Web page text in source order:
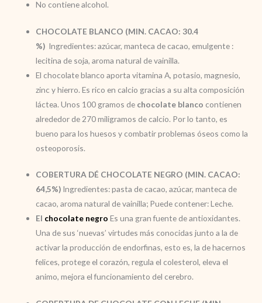
No contiene alcohol.
CHOCOLATE BLANCO (MIN. CACAO: 30.4
%) Ingredientes: azúcar, manteca de cacao, emulgente :
lecitina de soja, aroma natural de vainilla.
El chocolate blanco aporta vitamina A, potasio, magnesio,
zinc y hierro. Es rico en calcio gracias a su alta composición
láctea. Unos 100 gramos de chocolate blanco contienen
alrededor de 270 miligramos de calcio. Por lo tanto, es
bueno para los huesos y combatir problemas óseos como la
osteoporosis.
COBERTURA DÉ CHOCOLATE NEGRO (MIN. CACAO:
64,5%) Ingredientes: pasta de cacao, azúcar, manteca de
cacao, aroma natural de vainilla; Puede contener: Leche.
El chocolate negroEs una gran fuente de antioxidantes.
Una de sus ‘nuevas’ virtudes más conocidas junto a la de
activar la producción de endorfinas, esto es, la de hacernos
felices, protege el corazón, regula el colesterol, eleva el
animo, mejora el funcionamiento del cerebro.